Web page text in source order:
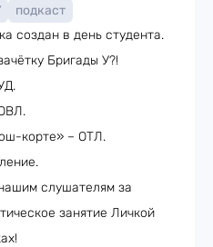
подкаст
создан в день студента.
Бригады У?!
корте» – ОТЛ.
слушателям за
занятие Личкой